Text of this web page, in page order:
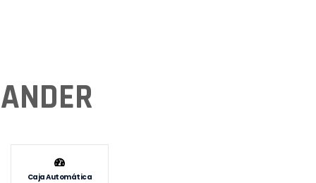
Caja Automática